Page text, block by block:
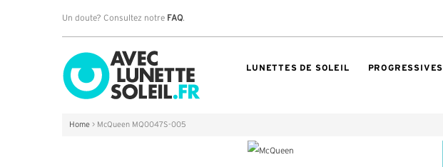
Un doute? Consultez notre FAQ.
LUNETTES DE SOLEIL PROGRESSIVES
Home > McQueen MQ0047S-005